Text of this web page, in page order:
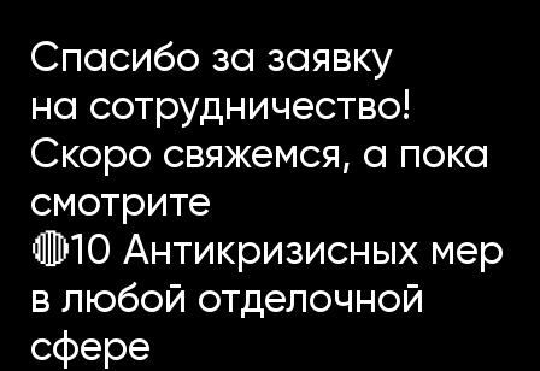
Спасибо за заявку
на сотрудничество!
Скоро свяжемся, а пока
смотрите
🔴10 Антикризисных мер
в любой отделочной
сфере